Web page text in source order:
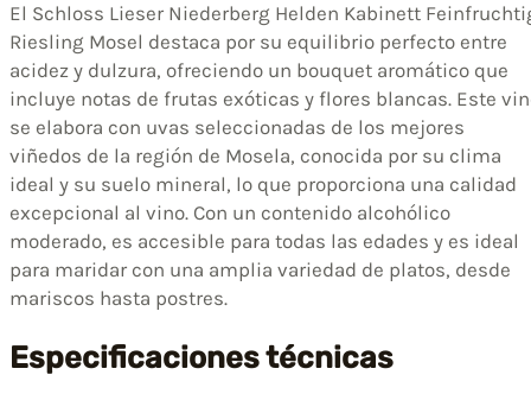
El Schloss Lieser Niederberg Helden Kabinett
Riesling Mosel destaca por su equilibrio perfecto entre
acidez y dulzura, ofreciendo un bouquet aromático que
incluye notas de frutas exóticas y flores blancas. Este
se elabora con uvas seleccionadas de los mejores
viñedos de la región de Mosela, conocida por su clima
ideal y su suelo mineral, lo que proporciona una calidad
excepcional al vino. Con un contenido alcohólico
moderado, es accesible para todas las edades y es ideal
para maridar con una amplia variedad de platos, desde
mariscos hasta postres.
Especificaciones técnicas